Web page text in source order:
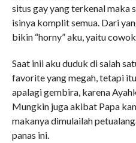
situs gay yang terkenal maka
isinya komplit semua. Dari
bikin “horny” aku, yaitu
Saat inii aku duduk di salah
favorite yang megah, tetapi
apalagi gembira, karena
Mungkin juga akibat Papa
makanya dimulailah
panas ini.